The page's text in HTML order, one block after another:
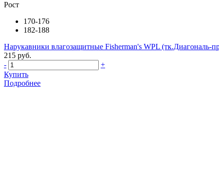
Рост
170-176
182-188
Нарукавники влагозащитные Fisherman's WPL (тк.Диагональ-
215 руб.
-
+
Купить
Подробнее